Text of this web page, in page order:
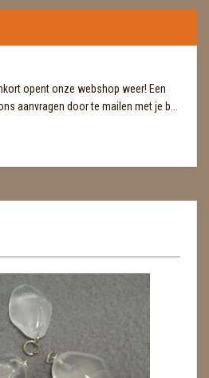
opent onze webshop weer! Een
aanvragen door te mailen met je b...